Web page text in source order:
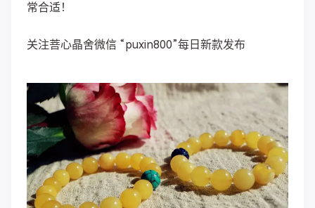
常合适！
关注菩心晶舍微信 “puxin800”每日新款发布